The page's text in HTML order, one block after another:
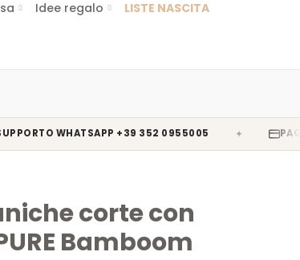
Idee regalo LISTE NASCITA
WHATSAPP +39 352 0955005 ✦
corte con
Bamboom